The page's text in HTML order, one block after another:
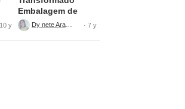
y
Embalagem de
Sabão
Dy nete Araújo · 7 y